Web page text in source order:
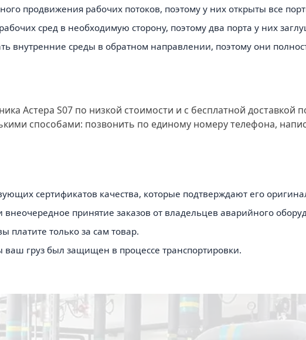
продвижения рабочих потоков, поэтому у них открыты все
сред в необходимую сторону, поэтому два порта у них
внутренние среды в обратном направлении, поэтому они
Астера S07 по низкой стоимости и с бесплатной доставкой
способами: позвонить по единому номеру телефона,
сертификатов качества, которые подтверждают его
принятие заказов от владельцев аварийного
платите только за сам товар.
груз был защищен в процессе транспортировки.